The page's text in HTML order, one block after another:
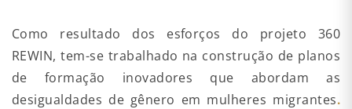
Como resultado dos esforços do projeto 360
REWIN, tem-se trabalhado na construção de planos
de formação inovadores que abordam as
desigualdades de gênero em mulheres migrantes.